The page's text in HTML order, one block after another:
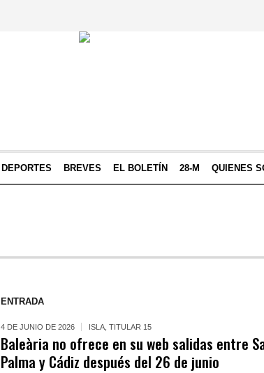
DEPORTES BREVES EL BOLETÍN 28-M QUIENES
ENTRADA
4 DE JUNIO DE 2026 ISLA ,TITULAR 15
Baleària no ofrece en su web salidas entre
Palma y Cádiz después del 26 de junio